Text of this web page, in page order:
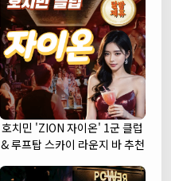
호치민 'ZION 자이온' 1군 클럽
& 루프탑 스카이 라운지 바 추천